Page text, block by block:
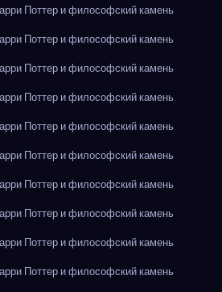
Поттер и философский камень
Поттер и философский камень
Поттер и философский камень
Поттер и философский камень
Поттер и философский камень
Поттер и философский камень
Поттер и философский камень
Поттер и философский камень
Поттер и философский камень
Поттер и философский камень